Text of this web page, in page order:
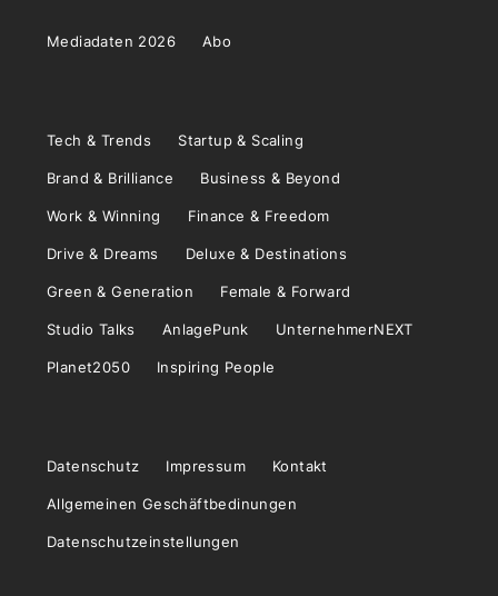
Mediadaten 2026 Abo
Tech & Trends Startup & Scaling
Brand & Brilliance Business & Beyond
Work & Winning Finance & Freedom
Drive & Dreams Deluxe & Destinations
Green & Generation Female & Forward
Studio Talks AnlagePunk UnternehmerNEXT
Planet2050 Inspiring People
Datenschutz Impressum Kontakt
Allgemeinen Geschäftbedinungen
Datenschutzeinstellungen